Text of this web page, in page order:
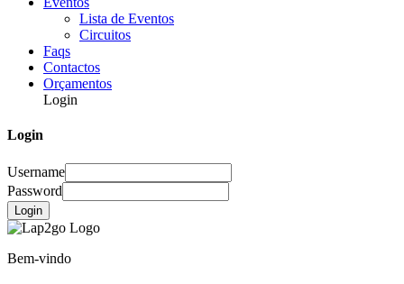
Lista de Eventos
Circuitos
Faqs
Contactos
Orçamentos
Login
Login
Username
Password
Login
Bem-vindo